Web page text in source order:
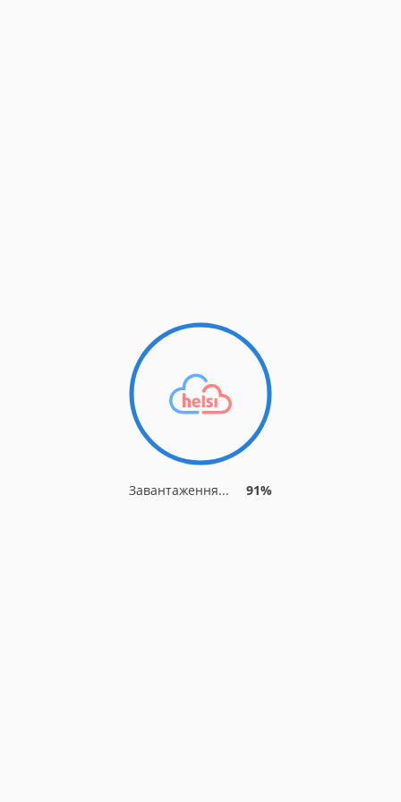
Завантаження... 91%